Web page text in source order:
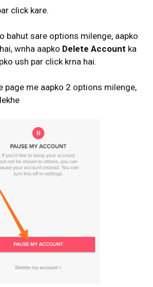
click kare.
bahut sare options milenge, aapko
wnha aapko Delete Account ka
ush par click krna hai.
page me aapko 2 options milenge,